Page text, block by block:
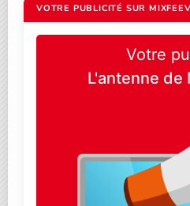
VOTRE PUBLICITÉ SUR
Votre
L'antenne de